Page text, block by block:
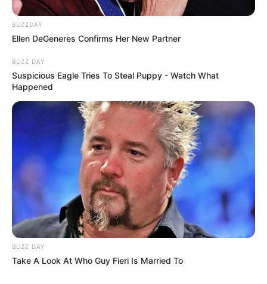
„Jöttek a mentők, még az utcát is le kellett
zárniuk, hogy bejussanak hozzám. A négy
kutyám eltorlaszolta a bejáratot, így csak a
kerítésen keresztül tudtak bemászni.
Szerencsére mindenki nagyon profi volt” –
emlékezett vissza Ilona.
Egyedülálló életfilozófia
BUZZDAY
Ellen DeGeneres Confirms Her New Partner
BUZZ DAY
Suspicious Eagle Tries To Steal Puppy - Watch What
Happened
BUZZ DAY
Take A Look At Who Guy Fieri Is Married To